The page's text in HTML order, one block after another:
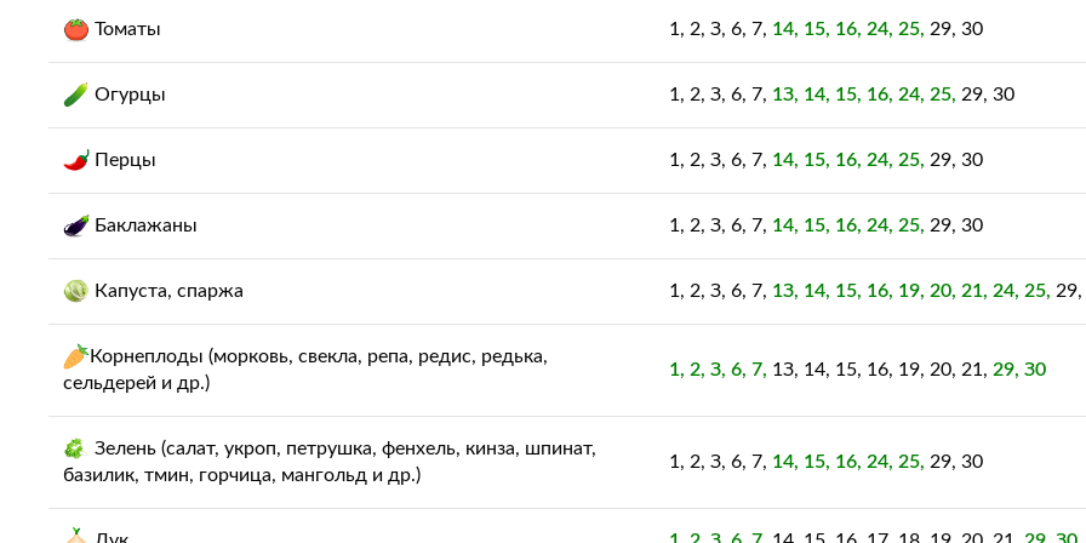
Томаты 1, 2, З, 6, 7, 14, 15, 16, 24, 25, 29, 30
Огурцы 1, 2, З, 6, 7, 1З, 14, 15, 16, 24, 25, 29, 30
Перцы 1, 2, З, 6, 7, 14, 15, 16, 24, 25, 29, 30
Баклажаны 1, 2, З, 6, 7, 14, 15, 16, 24, 25, 29, 30
Капуста, спаржа 1, 2, З, 6, 7, 1З, 14, 15, 16, 19, 20, 21, 24, 25,
Корнеплоды (морковь, свекла, репа, редис, редька,
сельдерей и др.)
1, 2, З, 6, 7, 1З, 14, 15, 16, 19, 20, 21, 29, З0
Зелень (салат, укроп, петрушка, фенхель, кинза, шпинат,
базилик, тмин, горчица, мангольд и др.)
1, 2, З, 6, 7, 14, 15, 16, 24, 25, 29, 30